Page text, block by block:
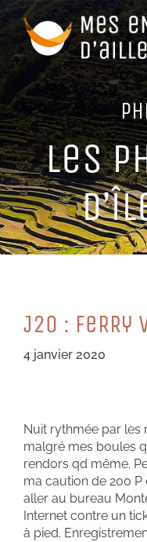
Passer
au
contenu
LeS
J20 : FeRRy
4 janvier 2020
Nuit rythmée par les
malgré mes boules
rendors qd même.
ma caution de 200 P
aller au bureau
Internet contre un
à pied.